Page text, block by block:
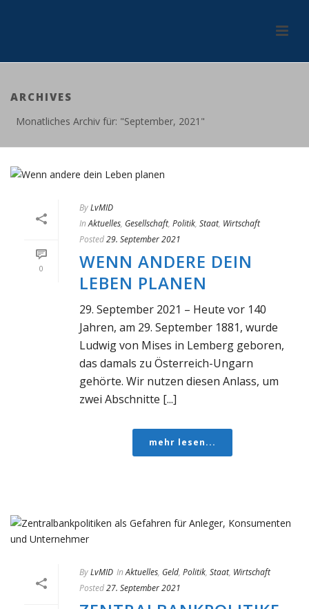
ARCHIVES
Monatliches Archiv für: "September, 2021"
0
ByLvMID
In Aktuelles, Gesellschaft, Politik, Staat, Wirtschaft
Posted29. September 2021
WENN ANDERE DEIN
LEBEN PLANEN
29. September 2021 – Heute vor 140
Jahren, am 29. September 1881, wurde
Ludwig von Mises in Lemberg geboren,
das damals zu Österreich-Ungarn
gehörte. Wir nutzen diesen Anlass, um
zwei Abschnitte [...]
mehr lesen...
ByLvMID In Aktuelles, Geld, Politik, Staat, Wirtschaft
Posted27. September 2021